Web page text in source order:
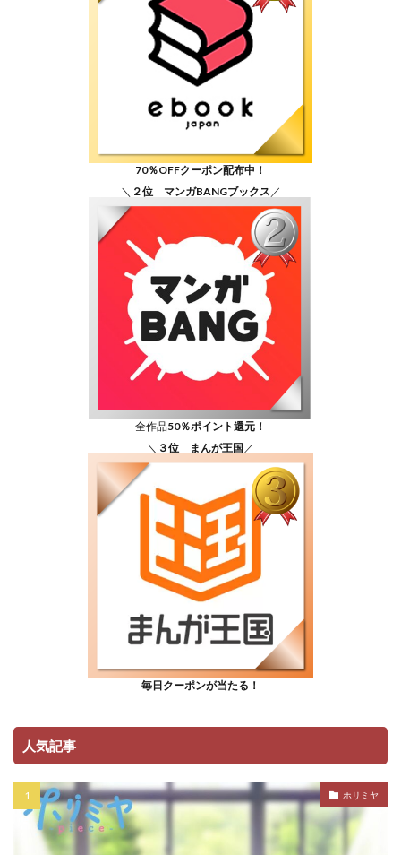
70％OFFクーポン配布中！
＼ ２位 マンガBANGブックス ／
全作品50％ポイント還元！
＼ ３位 まんが王国 ／
毎日クーポンが当たる！
人気記事
ホリミヤ